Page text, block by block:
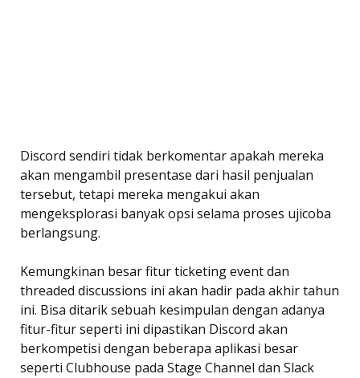
Discord sendiri tidak berkomentar apakah mereka
akan mengambil presentase dari hasil penjualan
tersebut, tetapi mereka mengakui akan
mengeksplorasi banyak opsi selama proses ujicoba
berlangsung.
Kemungkinan besar fitur ticketing event dan
threaded discussions ini akan hadir pada akhir tahun
ini. Bisa ditarik sebuah kesimpulan dengan adanya
fitur-fitur seperti ini dipastikan Discord akan
berkompetisi dengan beberapa aplikasi besar
seperti Clubhouse pada Stage Channel dan Slack